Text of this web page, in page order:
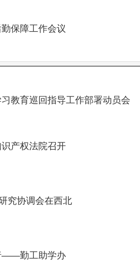
保障工作会议
教育巡回指导工作部署动员会
产权法院召开
究协调会在西北
——勤工助学办